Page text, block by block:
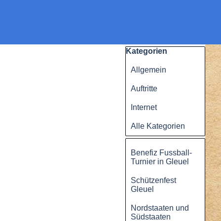
Block überspringen Kategorien
Kategorien
Allgemein
Auftritte
Internet
Alle Kategorien
Benefiz Fussball-
Turnier in Gleuel
Schützenfest
Gleuel
Nordstaaten und
Südstaaten